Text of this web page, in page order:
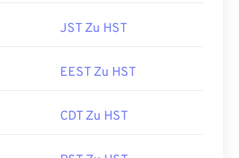
JST Zu HST
EEST Zu HST
CDT Zu HST